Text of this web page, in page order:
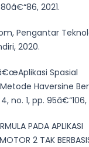
2021.
Pengantar
2020.
Spasial
Haversine
no. 1, pp. 95â€“106,
PADA APLIKASI
2 TAK